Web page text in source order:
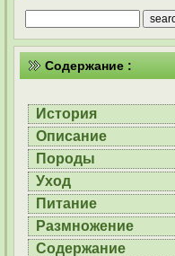
Содержание :
История
Описание
Породы
Уход
Питание
Размножение
Содержание